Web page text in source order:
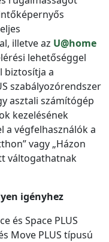
illetve az U@home
lehetőséggel
biztosítja a
szabályozórendszer
asztali számítógép
kezelésének
a végfelhasználók a
vagy „Házon
váltogathatnak
igényhez
és Space PLUS
Move PLUS típusú